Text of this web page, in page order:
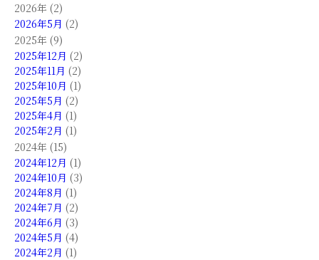
2026年 (2)
2026年5月 (2)
2025年 (9)
2025年12月 (2)
2025年11月 (2)
2025年10月 (1)
2025年5月 (2)
2025年4月 (1)
2025年2月 (1)
2024年 (15)
2024年12月 (1)
2024年10月 (3)
2024年8月 (1)
2024年7月 (2)
2024年6月 (3)
2024年5月 (4)
2024年2月 (1)